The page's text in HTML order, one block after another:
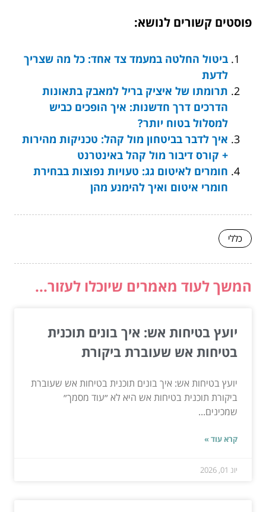
פוסטים קשורים לנושא:
ביטול החלטה במעמד צד אחד: כל מה שצריך
לדעת
תרומתו של איציק בריל למאבק בתאונות
הדרכים דרך חדשנות: איך הופכים כביש
למסלול בטוח יותר?
איך לדבר בביטחון מול קהל: טכניקות מהירות
+ קורס דיבור מול קהל באינטרנט
חומרים לאיטום גג: טעויות נפוצות בבחירת
חומרי איטום ואיך להימנע מהן
כללי
המשך לעוד מאמרים שיוכלו לעזור...
יועץ בטיחות אש: איך בונים תוכנית
בטיחות אש שעוברת ביקורת
יועץ בטיחות אש: איך בונים תוכנית בטיחות אש שעוברת
ביקורת תוכנית בטיחות אש היא לא ״עוד מסמך״
שמכינים...
קרא עוד »
יונ 01, 2026